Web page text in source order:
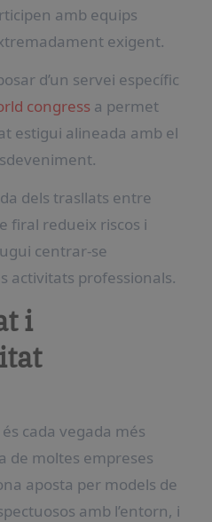
amb equips
exigent.
d’un servei específic
congress a permet
estigui alineada amb el
dels trasllats entre
firal redueix riscos i
centrar-se
activitats professionals.
i
cada vegada més
de moltes empreses
aposta per models de
amb l’entorn, i